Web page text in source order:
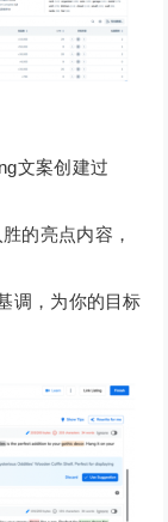
文案创建过
的亮点内容，
调，为你的目标